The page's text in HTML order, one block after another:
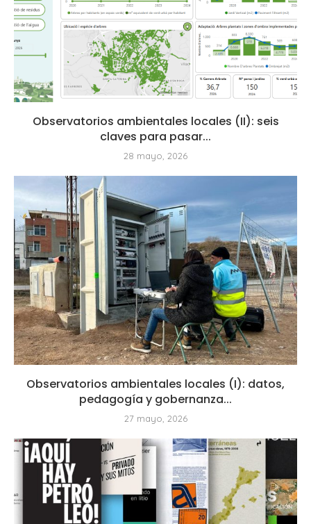
Observatorios ambientales locales (II): seis
claves para pasar...
28 mayo, 2026
Observatorios ambientales locales (I): datos,
pedagogía y gobernanza...
27 mayo, 2026